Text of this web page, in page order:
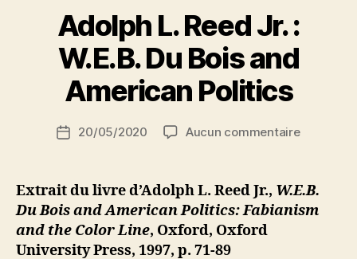
Adolph L. Reed Jr. :
W.E.B. Du Bois and
American Politics
a
r
S
N
b
Date20/05/2020 Aucun commentairesur
Reed
:
Extrait du livre d’Adolph L. Reed Jr., W.E.B.
Du Bois and American Politics: Fabianism
and the Color Line, Oxford, Oxford
University Press, 1997, p. 71-89